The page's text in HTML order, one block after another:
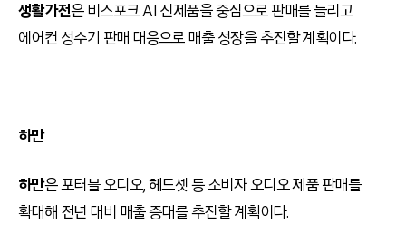
생활가전은 비스포크 AI 신제품을 중심으로 판매를 늘리고
에어컨 성수기 판매 대응으로 매출 성장을 추진할 계획이다.
하만
하만은 포터블 오디오, 헤드셋 등 소비자 오디오 제품 판매를
확대해 전년 대비 매출 증대를 추진할 계획이다.